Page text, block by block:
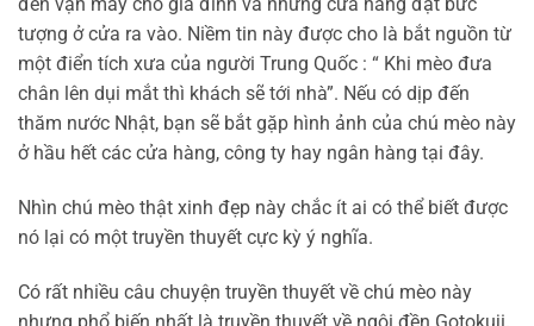
đến vận may cho gia đình và những cửa hàng đặt bức
tượng ở cửa ra vào. Niềm tin này được cho là bắt nguồn từ
một điển tích xưa của người Trung Quốc : “ Khi mèo đưa
chân lên dụi mắt thì khách sẽ tới nhà”. Nếu có dịp đến
thăm nước Nhật, bạn sẽ bắt gặp hình ảnh của chú mèo này
ở hầu hết các cửa hàng, công ty hay ngân hàng tại đây.
Nhìn chú mèo thật xinh đẹp này chắc ít ai có thể biết được
nó lại có một truyền thuyết cực kỳ ý nghĩa.
Có rất nhiều câu chuyện truyền thuyết về chú mèo này